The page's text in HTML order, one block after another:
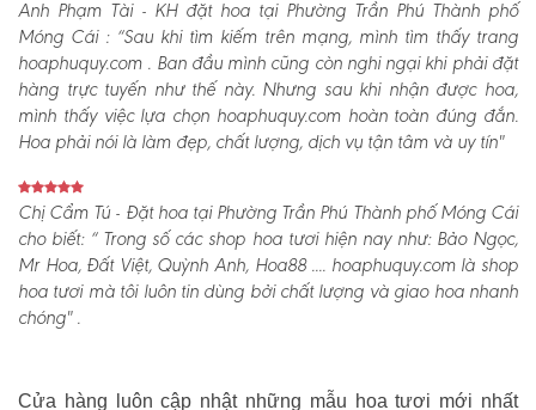
Anh Phạm Tài - KH đặt hoa tại Phường Trần Phú Thành phố
Móng Cái :“Sau khi tìm kiếm trên mạng, mình tìm thấy trang
hoaphuquy.com . Ban đầu mình cũng còn nghi ngại khi phải đặt
hàng trực tuyến như thế này. Nhưng sau khi nhận được hoa,
mình thấy việc lựa chọn hoaphuquy.com hoàn toàn đúng đắn.
Hoa phải nói là làm đẹp, chất lượng, dịch vụ tận tâm và uy tín"
Chị Cẩm Tú - Đặt hoa tại Phường Trần Phú Thành phố Móng Cái
cho biết:“ Trong số các shop hoa tươi hiện nay như: Bảo Ngọc,
Mr Hoa, Đất Việt, Quỳnh Anh, Hoa88 .... hoaphuquy.com là shop
hoa tươi mà tôi luôn tin dùng bởi chất lượng và giao hoa nhanh
chóng" .
Cửa hàng luôn cập nhật những mẫu hoa tươi mới nhất